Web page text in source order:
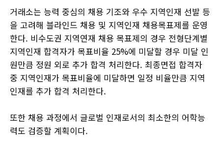
거래소는 능력 중심의 채용 기조와 우수 지역인재 선발 등
을 고려해 블라인드 채용 및 지역인재 채용목표제를 운영
한다. 비수도권 지역연재 채용 목표제의 경우 전형단계별
지역인재 합격자가 목표비율 25%에 미달할 경우 미달 인
원만큼 정원 외로 추가 합격 처리한다. 최종면접 합격자
중 지역인재가 목표비율에 미달하면 일정 비율만큼 지역
인재를 추가 합격 처리한다.
또한 채용 과정에서 글로벌 인재로서의 최소한의 어학능
력도 검증할 계획이다.